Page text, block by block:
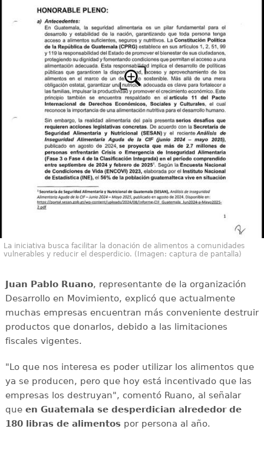
La iniciativa busca facilitar la donación de alimentos a comunidades
vulnerables y reducir el desperdicio. (Imagen: captura de pantalla)
Juan Pablo Ruano, representante de la organización
Desarrollo en Movimiento, explicó que actualmente
muchas empresas encuentran más conveniente destruir
productos que donarlos, debido a las limitaciones
fiscales vigentes.
"Lo que nos interesa es poder utilizar los alimentos que
ya se producen, pero que hoy está incentivado que las
empresas los destruyan", comentó Ruano, al señalar
que en Guatemala se desperdician alrededor de
180 libras de alimentospor persona al año.